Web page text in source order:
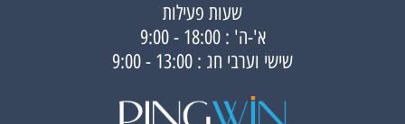
שעות פעילות
א'-ה' : 18:00 - 9:00
שישי וערבי חג : 13:00 - 9:00